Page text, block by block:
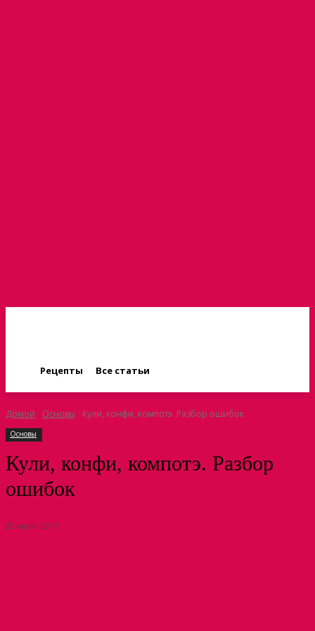
Рецепты Все статьи
Домой Основы Кули, конфи, компотэ. Разбор ошибок
Основы
Кули, конфи, компотэ. Разбор
ошибок
25 июля, 2017